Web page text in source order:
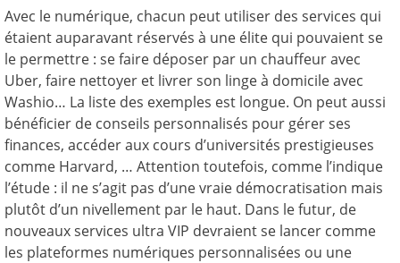
Avec le numérique, chacun peut utiliser des services qui
étaient auparavant réservés à une élite qui pouvaient se
le permettre : se faire déposer par un chauffeur avec
Uber, faire nettoyer et livrer son linge à domicile avec
Washio… La liste des exemples est longue. On peut aussi
bénéficier de conseils personnalisés pour gérer ses
finances, accéder aux cours d’universités prestigieuses
comme Harvard, … Attention toutefois, comme l’indique
l’étude : il ne s’agit pas d’une vraie démocratisation mais
plutôt d’un nivellement par le haut. Dans le futur, de
nouveaux services ultra VIP devraient se lancer comme
les plateformes numériques personnalisées ou une